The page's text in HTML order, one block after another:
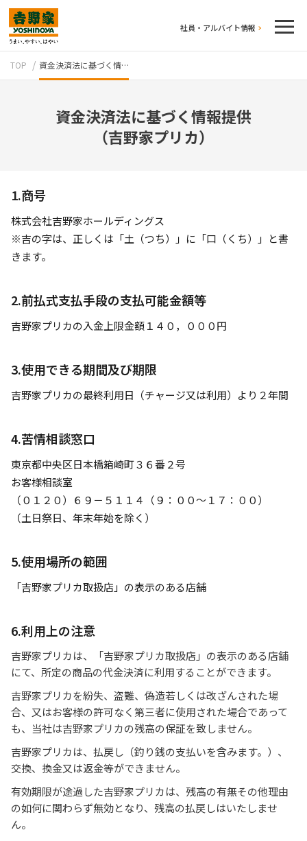
社員・アルバイト情報
牛丼のこだわり 吉野家の歴史
TOP 資金決済法に基づく情…
資金決済法に基づく情報提供
（吉野家プリカ）
1.商号
株式会社吉野家ホールディングス
※吉の字は、正しくは「土（つち）」に「口（くち）」と書
きます。
2.前払式支払手段の支払可能金額等
吉野家プリカの入金上限金額１４０，０００円
3.使用できる期間及び期限
吉野家プリカの最終利用日（チャージ又は利用）より２年間
4.苦情相談窓口
東京都中央区日本橋箱崎町３６番２号
お客様相談室
（０１２０）６９－５１１４（９：００～１７：００）
（土日祭日、年末年始を除く）
5.使用場所の範囲
「吉野家プリカ取扱店」の表示のある店舗
6.利用上の注意
吉野家プリカは、「吉野家プリカ取扱店」の表示のある店舗
にて、所定の商品の代金決済に利用することができます。
吉野家プリカを紛失、盗難、偽造若しくは改ざんされた場
合、又はお客様の許可なく第三者に使用された場合であって
も、当社は吉野家プリカの残高の保証を致しません。
吉野家プリカは、払戻し（釣り銭の支払いを含みます。）、
交換、換金又は返金等ができません。
有効期限が途過した吉野家プリカは、残高の有無その他理由
の如何に関わらず無効となり、残高の払戻しはいたしませ
ん。